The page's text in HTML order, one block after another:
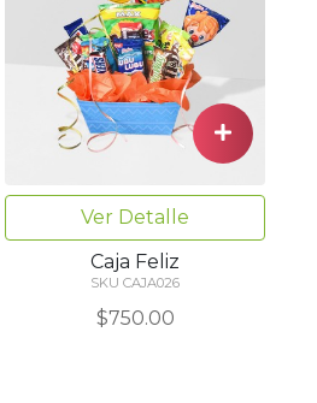
Ver Detalle
Caja Feliz
SKU CAJA026
$750.00